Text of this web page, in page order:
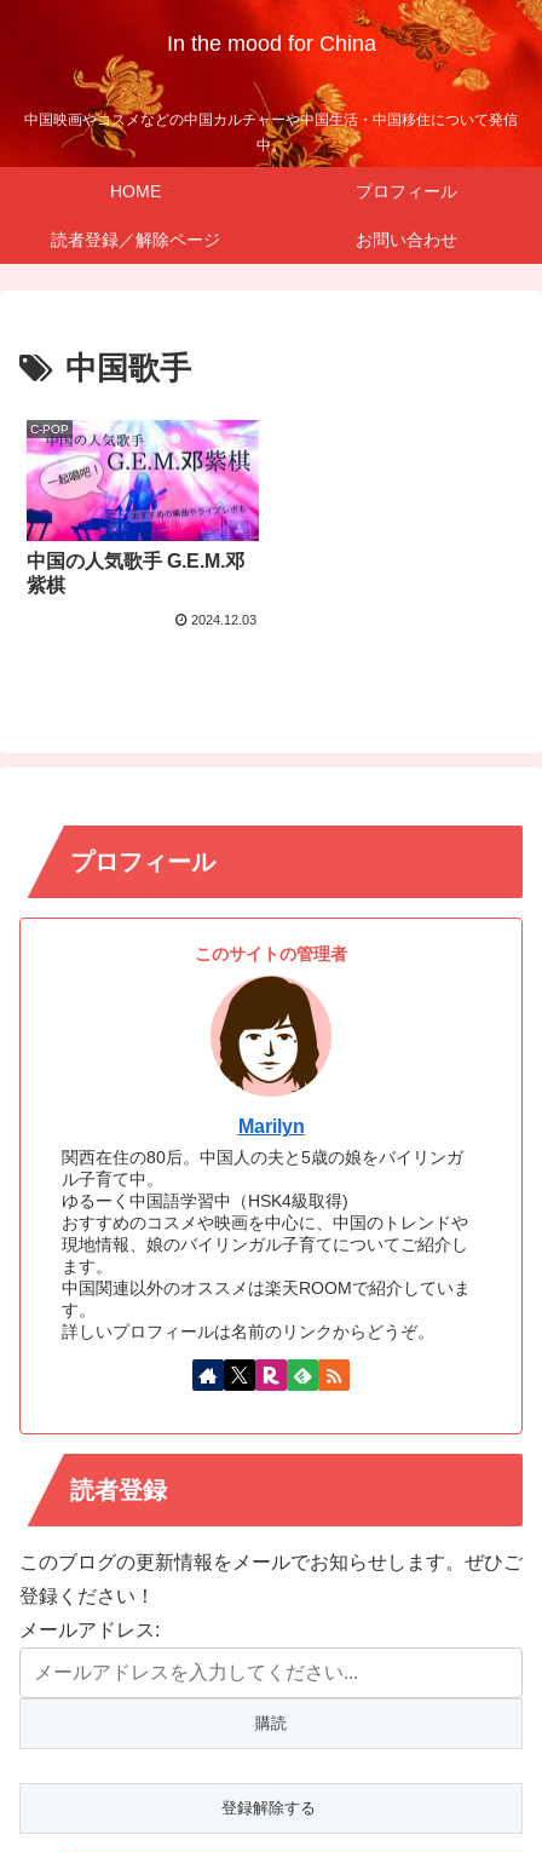
In the mood for China
中国映画やコスメなどの中国カルチャーや中国生活・中国移住について発信
中。
HOME プロフィール
読者登録／解除ページ お問い合わせ
中国歌手
C-POP
中国の人気歌手 G.E.M.邓
紫棋
2024.12.03
プロフィール
このサイトの管理者
Marilyn
関西在住の80后。中国人の夫と5歳の娘をバイリンガ
ル子育て中。
ゆるーく中国語学習中（HSK4級取得)
おすすめのコスメや映画を中心に、中国のトレンドや
現地情報、娘のバイリンガル子育てについてご紹介し
ます。
中国関連以外のオススメは楽天ROOMで紹介していま
す。
詳しいプロフィールは名前のリンクからどうぞ。
読者登録
このブログの更新情報をメールでお知らせします。ぜひご
登録ください！
メールアドレス: